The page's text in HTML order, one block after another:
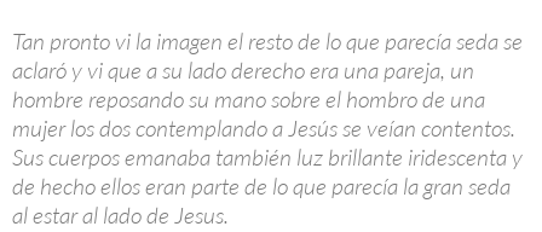
Tan pronto vi la imagen el resto de lo que parecía seda se
aclaró y vi que a su lado derecho era una pareja, un
hombre reposando su mano sobre el hombro de una
mujer los dos contemplando a Jesús se veían contentos.
Sus cuerpos emanaba también luz brillante iridescenta y
de hecho ellos eran parte de lo que parecía la gran seda
al estar al lado de Jesus.